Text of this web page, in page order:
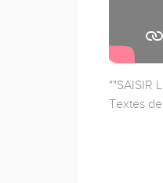
""SAISIR
Textes